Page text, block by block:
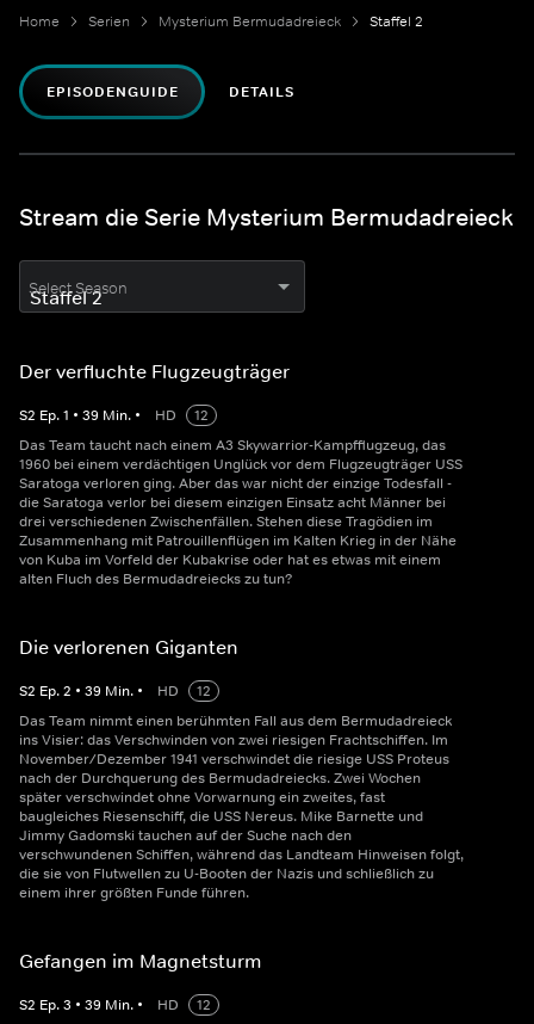
Home Serien Mysterium Bermudadreieck Staffel 2
EPISODENGUIDE DETAILS
Stream die Serie Mysterium Bermudadreieck
Select Season
Der verfluchte Flugzeugträger
S2 Ep.1 • 39 Min. • HD
12
Das Team taucht nach einem A3 Skywarrior-Kampfflugzeug, das
1960 bei einem verdächtigen Unglück vor dem Flugzeugträger USS
Saratoga verloren ging. Aber das war nicht der einzige Todesfall -
die Saratoga verlor bei diesem einzigen Einsatz acht Männer bei
drei verschiedenen Zwischenfällen. Stehen diese Tragödien im
Zusammenhang mit Patrouillenflügen im Kalten Krieg in der Nähe
von Kuba im Vorfeld der Kubakrise oder hat es etwas mit einem
alten Fluch des Bermudadreiecks zu tun?
Die verlorenen Giganten
S2 Ep.2 • 39 Min. • HD
12
Das Team nimmt einen berühmten Fall aus dem Bermudadreieck
ins Visier: das Verschwinden von zwei riesigen Frachtschiffen. Im
November/Dezember 1941 verschwindet die riesige USS Proteus
nach der Durchquerung des Bermudadreiecks. Zwei Wochen
später verschwindet ohne Vorwarnung ein zweites, fast
baugleiches Riesenschiff, die USS Nereus. Mike Barnette und
Jimmy Gadomski tauchen auf der Suche nach den
verschwundenen Schiffen, während das Landteam Hinweisen folgt,
die sie von Flutwellen zu U-Booten der Nazis und schließlich zu
einem ihrer größten Funde führen.
Gefangen im Magnetsturm
S2 Ep.3 • 39 Min. • HD
12